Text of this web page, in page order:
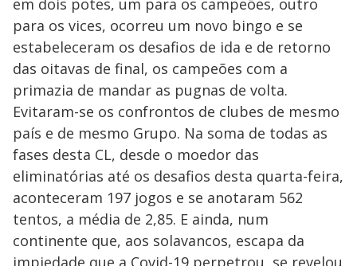
para os vices, ocorreu um novo bingo e se
estabeleceram os desafios de ida e de retorno
das oitavas de final, os campeões com a
primazia de mandar as pugnas de volta.
Evitaram-se os confrontos de clubes de mesmo
país e de mesmo Grupo. Na soma de todas as
fases desta CL, desde o moedor das
eliminatórias até os desafios desta quarta-feira,
aconteceram 197 jogos e se anotaram 562
tentos, a média de 2,85. E ainda, num
continente que, aos solavancos, escapa da
impiedade que a Covid-19 perpetrou, se revelou